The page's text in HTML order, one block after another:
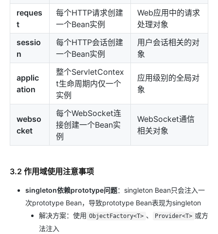
reques
t
每个HTTP请求创建
一个Bean实例
Web应用中的请求
处理对象
sessio
n
每个HTTP会话创建
一个Bean实例
用户会话相关的对
象
applic
ation
整个ServletContex
t生命周期内仅一个
实例
应用级别的全局对
象
webso
cket
每个WebSocket连
接创建一个Bean实
例
WebSocket通信
相关对象
3.2 作用域使用注意事项
singleton依赖prototype问题：singleton Bean只会注入一
次prototype Bean，导致prototype Bean表现为singleton
解决方案：使用 ObjectFactory<T> 、 Provider<T> 或方
法注入